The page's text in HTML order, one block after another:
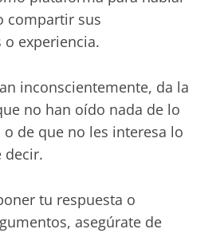
compartir sus
experiencia.
inconscientemente, da la
no han oído nada de lo
de que no les interesa lo
decir.
tu respuesta o
asegúrate de